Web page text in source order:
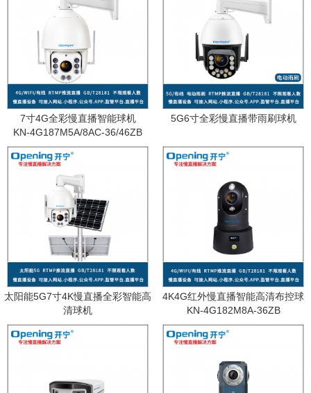
7寸4G全彩慢直播智能球机
KN-4G187M5A/8AC-36/46ZB
5G6寸全彩慢直播带雨刷球机
太阳能5G7寸4K慢直播全彩智能高
清球机
4K4G红外慢直播智能高清布控球
KN-4G182M8A-36ZB